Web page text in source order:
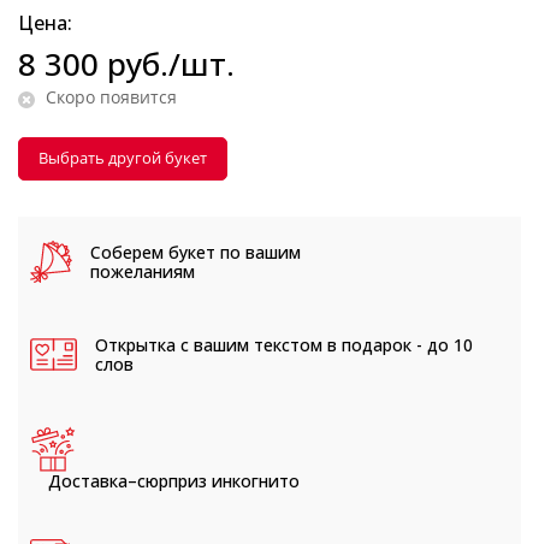
Цена:
8 300 руб./шт.
Скоро появится
Выбрать другой букет
Соберем букет по вашим
пожеланиям
Открытка с вашим текстом в подарок - до 10
слов
Доставка–сюрприз инкогнито